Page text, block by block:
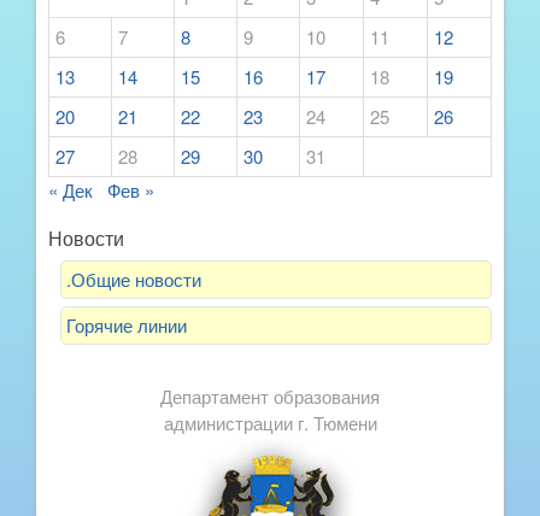
6
7 8 9 10 11
12
13
14 15 16 17 18
19
20
21 22 23 24 25
26
27
28 29 30
31
« Дек Фев »
Новости
.Общие новости
Горячие линии
Департамент образования
администрации г. Тюмени